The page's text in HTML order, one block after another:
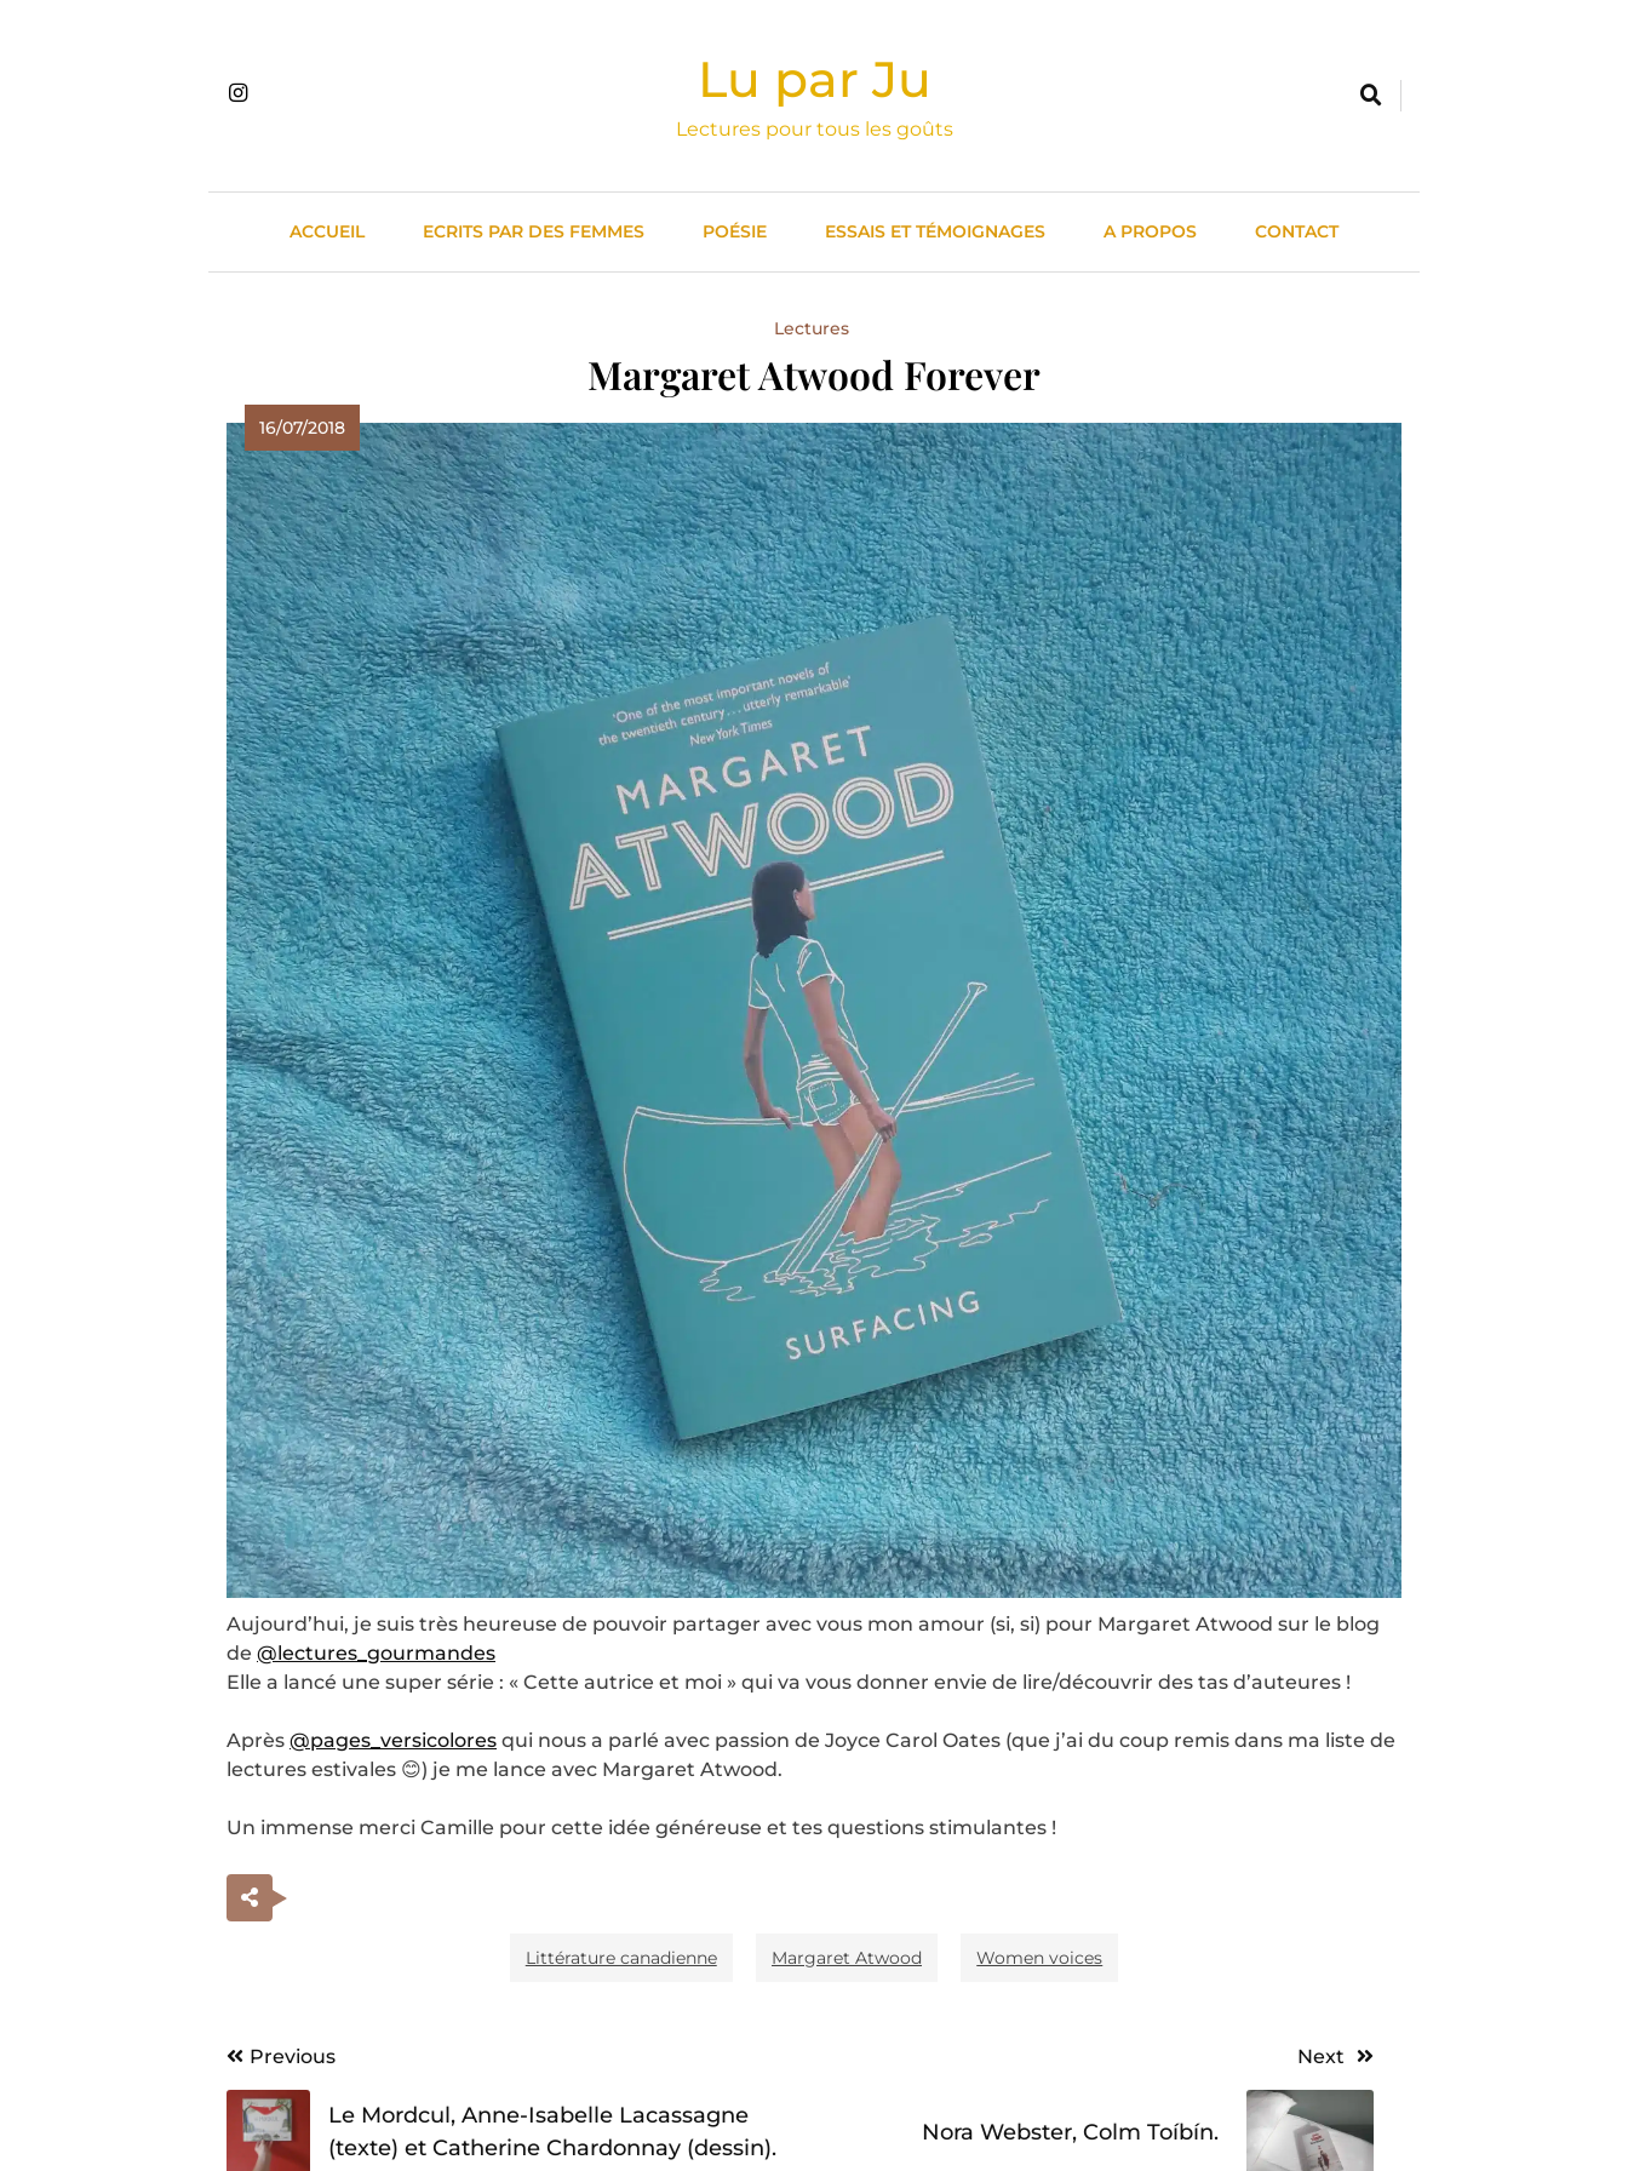
Lu par Ju
Lectures pour tous les goûts
ACCUEIL ECRITS PAR DES FEMMES POÉSIE ESSAIS ET TÉMOIGNAGES A PROPOS CONTACT
Lectures
Margaret Atwood Forever
16/07/2018
Aujourd’hui, je suis très heureuse de pouvoir partager avec vous mon amour (si, si) pour Margaret Atwood sur le blog
de @lectures_gourmandes
Elle a lancé une super série : « Cette autrice et moi » qui va vous donner envie de lire/découvrir des tas d’auteures !
Après @pages_versicolores qui nous a parlé avec passion de Joyce Carol Oates (que j’ai du coup remis dans ma liste de
lectures estivales 😊) je me lance avec Margaret Atwood.
Un immense merci Camille pour cette idée généreuse et tes questions stimulantes !
Littérature canadienne Margaret Atwood Women voices
Navigation
de
l’article
Previous
Le Mordcul, Anne-Isabelle Lacassagne
(texte) et Catherine Chardonnay (dessin).
Next
Nora Webster, Colm Toíbín.